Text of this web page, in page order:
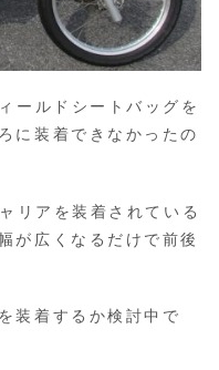
ールドシートバッグを
に装着できなかったの
リアを装着されている
が広くなるだけで前後
装着するか検討中で